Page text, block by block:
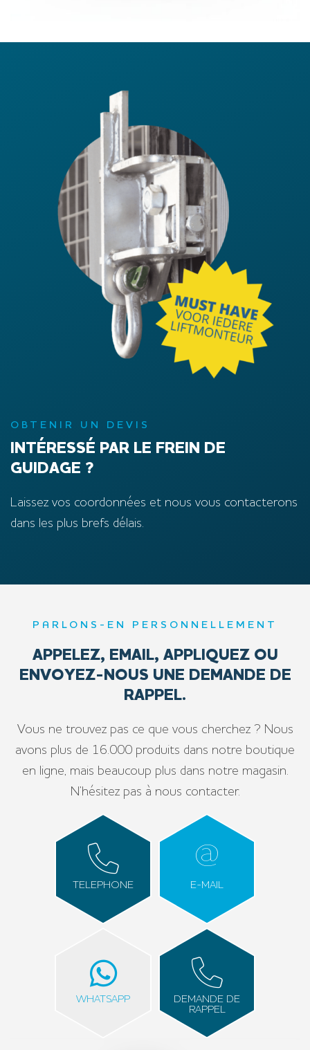
OBTENIR UN DEVIS
INTÉRESSÉ PAR LE FREIN DE
GUIDAGE ?
Laissez vos coordonnées et nous vous contacterons
dans les plus brefs délais.
PARLONS-EN PERSONNELLEMENT
APPELEZ, EMAIL, APPLIQUEZ OU
ENVOYEZ-NOUS UNE DEMANDE DE
RAPPEL.
Vous ne trouvez pas ce que vous cherchez ? Nous
avons plus de 16.000 produits dans notre boutique
en ligne, mais beaucoup plus dans notre magasin.
N’hésitez pas à nous contacter.
TELEPHONE E-MAIL
WHATSAPP
DEMANDE DE
RAPPEL